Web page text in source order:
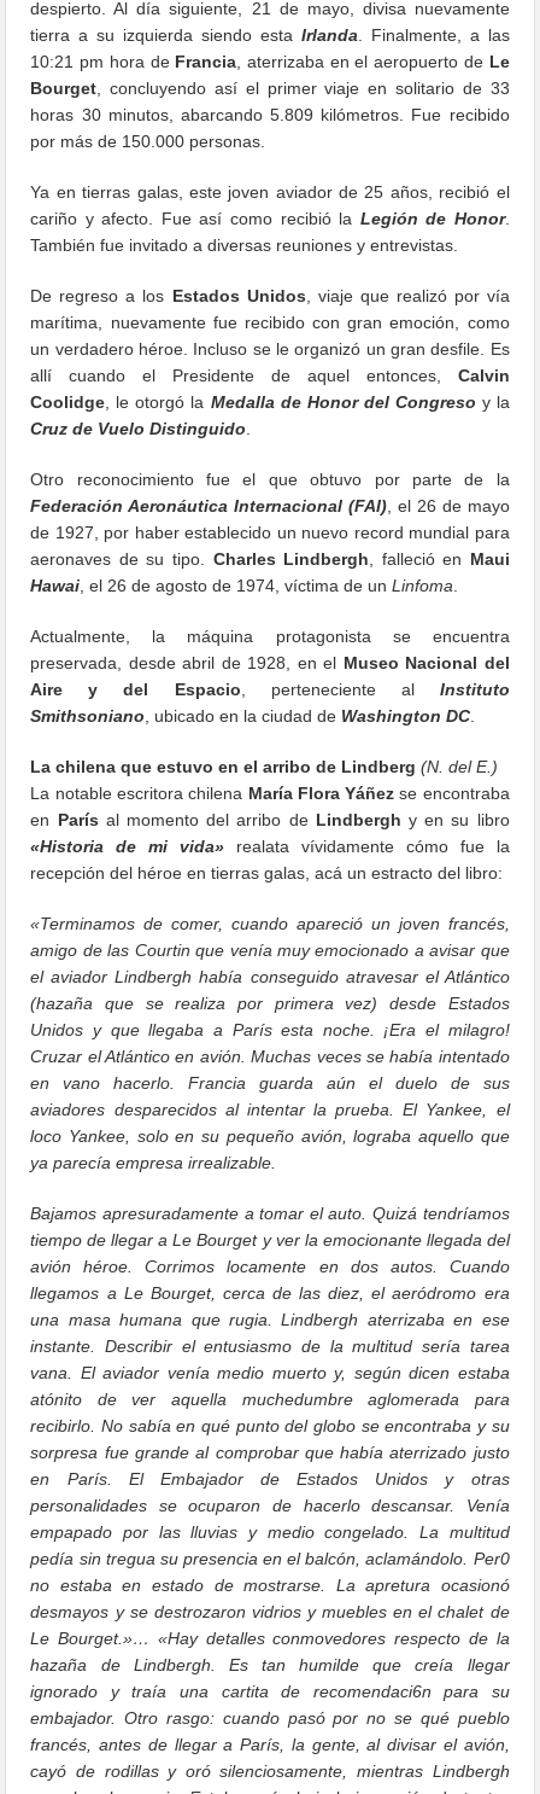
despierto. Al día siguiente, 21 de mayo, divisa nuevamente
tierra a su izquierda siendo esta Irlanda . Finalmente, a las
10:21 pm hora de Francia , aterrizaba en el aeropuerto de Le
Bourget , concluyendo así el primer viaje en solitario de 33
horas 30 minutos, abarcando 5.809 kilómetros. Fue recibido
por más de 150.000 personas.
Ya en tierras galas, este joven aviador de 25 años, recibió el
cariño y afecto. Fue así como recibió la Legión de Honor.
También fue invitado a diversas reuniones y entrevistas.
De regreso a los Estados Unidos , viaje que realizó por vía
marítima, nuevamente fue recibido con gran emoción, como
un verdadero héroe. Incluso se le organizó un gran desfile. Es
allí cuando el Presidente de aquel entonces, Calvin
Coolidge , le otorgó la Medalla de Honor del Congreso y la
Cruz de Vuelo Distinguido
Otro reconocimiento fue el que obtuvo por parte de la
Federación Aeronáutica Internacional (FAI) , el 26 de mayo
de 1927, por haber establecido un nuevo record mundial para
aeronaves de su tipo. Charles Lindbergh , falleció en Maui
Hawai , el 26 de agosto de 1974, víctima de unLinfoma
Actualmente, la máquina protagonista se encuentra
preservada, desde abril de 1928, en el Museo Nacional del
Aire y del Espacio , perteneciente al Instituto
Smithsoniano , ubicado en la ciudad de Washington DC
La chilena que estuvo en el arribo de Lindberg(N. del E.)
La notable escritora chilena María Flora Yáñez se encontraba
en París al momento del arribo de Lindbergh y en su libro
«Historia de mi vida» realata vívidamente cómo fue la
recepción del héroe en tierras galas, acá un estracto del libro:
«Terminamos de comer, cuando apareció un joven francés,
amigo de las Courtin que venía muy emocionado a avisar que
el aviador Lindbergh había conseguido atravesar el Atlántico
(hazaña que se realiza por primera vez) desde Estados
Unidos y que llegaba a París esta noche. ¡Era el milagro!
Cruzar el Atlántico en avión. Muchas veces se había intentado
en vano hacerlo. Francia guarda aún el duelo de sus
aviadores desparecidos al intentar la prueba. El Yankee, el
loco Yankee, solo en su pequeño avión, lograba aquello que
ya parecía empresa irrealizable.
Bajamos apresuradamente a tomar el auto. Quizá tendríamos
tiempo de llegar a Le Bourget y ver la emocionante llegada del
avión héroe. Corrimos locamente en dos autos. Cuando
llegamos a Le Bourget, cerca de las diez, el aeródromo era
una masa humana que rugia. Lindbergh aterrizaba en ese
instante. Describir el entusiasmo de la multitud sería tarea
vana. El aviador venía medio muerto y, según dicen estaba
atónito de ver aquella muchedumbre aglomerada para
recibirlo. No sabía en qué punto del globo se encontraba y su
sorpresa fue grande al comprobar que había aterrizado justo
en París. El Embajador de Estados Unidos y otras
personalidades se ocuparon de hacerlo descansar. Venía
empapado por las lluvias y medio congelado. La multitud
pedía sin tregua su presencia en el balcón, aclamándolo. Per0
no estaba en estado de mostrarse. La apretura ocasionó
desmayos y se destrozaron vidrios y muebles en el chalet de
Le Bourget.»… «Hay detalles conmovedores respecto de la
hazaña de Lindbergh. Es tan humilde que creía llegar
ignorado y traía una cartita de recomendaci6n para su
embajador. Otro rasgo: cuando pasó por no se qué pueblo
francés, antes de llegar a París, la gente, al divisar el avión,
cayó de rodillas y oró silenciosamente, mientras Lindbergh